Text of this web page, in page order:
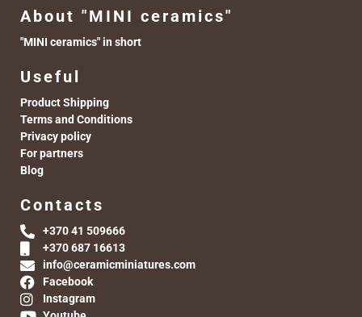
About "MINI ceramics"
"MINI ceramics" in short
Useful
Product Shipping
Terms and Conditions
Privacy policy
For partners
Blog
Contacts
+370 41 509666
+370 687 16613
info@ceramicminiatures.com
Facebook
Instagram